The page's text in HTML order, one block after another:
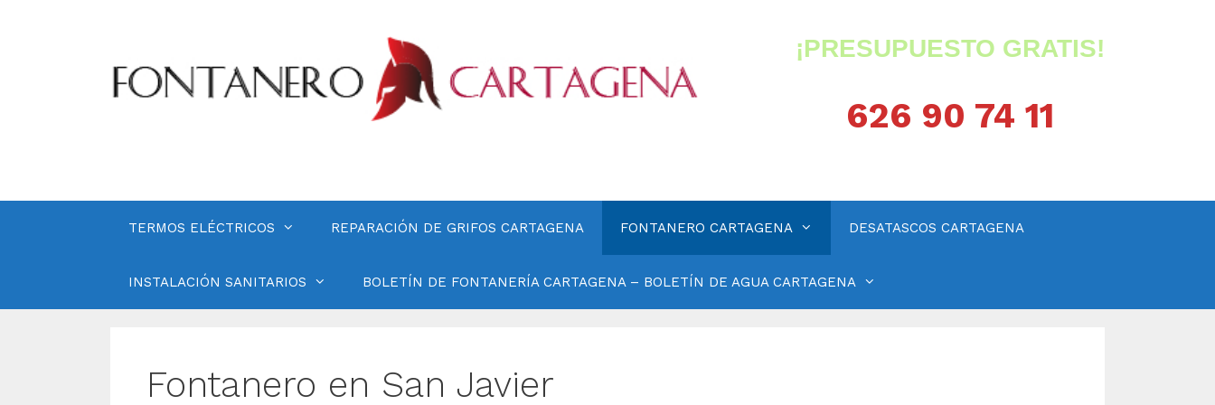
¡PRESUPUESTO GRATIS!
626 90 74 11
TERMOS ELÉCTRICOS REPARACIÓN DE GRIFOS CARTAGENA FONTANERO CARTAGENA DESATASCOS CARTAGENA
INSTALACIÓN SANITARIOS BOLETÍN DE FONTANERÍA CARTAGENA – BOLETÍN DE AGUA CARTAGENA
Fontanero en San Javier